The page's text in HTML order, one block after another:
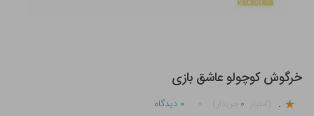
خرگوش کوچولو عاشق بازی
. ۰ ۰ دیدگاه